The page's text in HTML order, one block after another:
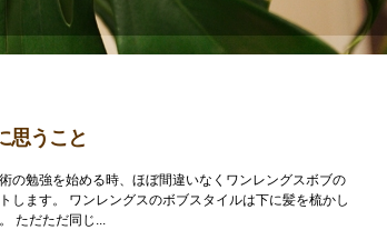
思うこと
の勉強を始める時、ほぼ間違いなくワンレングスボブの
します。 ワンレングスのボブスタイルは下に髪を梳かし
ただただ同じ...